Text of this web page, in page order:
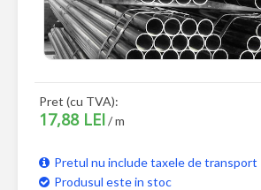
Pret (cu TVA):
17,88 LEI/ m
Pretul nu include taxele de transport
Produsul este in stoc